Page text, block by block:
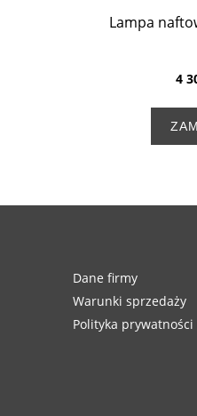
Lampa
4
Dane firmy
Warunki sprzedaży
Polityka prywatności